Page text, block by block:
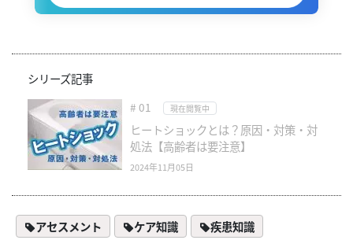
シリーズ記事
# 01 現在閲覧中
ヒートショックとは？原因・対策・対
処法【高齢者は要注意】
2024年11月05日
アセスメント ケア知識 疾患知識